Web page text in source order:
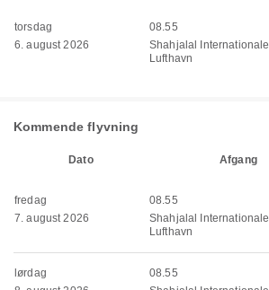
torsdag
6. august 2026
08.55
Shahjalal Internationale
Lufthavn
Kommende flyvning
Dato Afgang
fredag
7. august 2026
08.55
Shahjalal Internationale
Lufthavn
lørdag
08.55